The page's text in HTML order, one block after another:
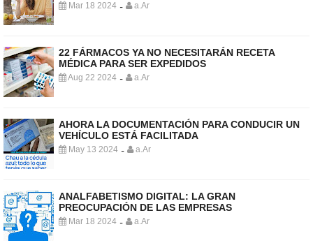
Mar 18 2024 - a.Ar
22 FÁRMACOS YA NO NECESITARÁN RECETA
MÉDICA PARA SER EXPEDIDOS
Aug 22 2024 - a.Ar
AHORA LA DOCUMENTACIÓN PARA CONDUCIR UN
VEHÍCULO ESTÁ FACILITADA
May 13 2024 - a.Ar
ANALFABETISMO DIGITAL: LA GRAN
PREOCUPACIÓN DE LAS EMPRESAS
Mar 18 2024 - a.Ar